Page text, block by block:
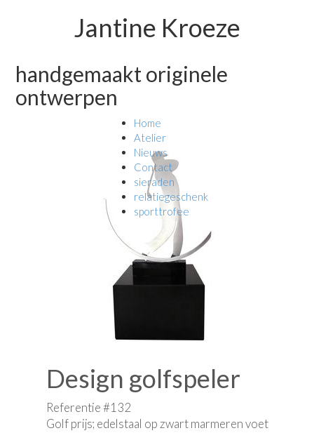
Jantine Kroeze
handgemaakt originele
ontwerpen
Home
Atelier
Nieuws
Contact
sieraden
relatiegeschenk
sporttrofee
Design golfspeler
Referentie #132
Golf prijs; edelstaal op zwart marmeren voet